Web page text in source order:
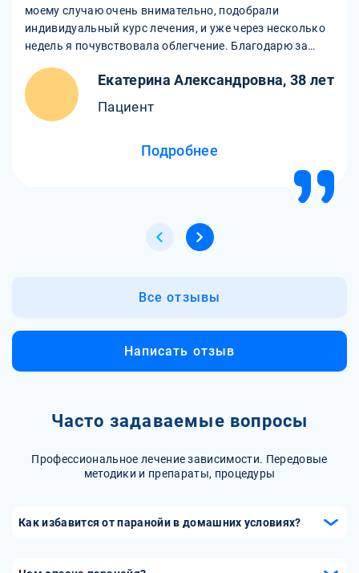
моему случаю очень внимательно, подобрали
индивидуальный курс лечения, и уже через несколько
недель я почувствовала облегчение. Благодарю за
Екатерина Александровна, 38 лет
Пациент
Подробнее
Все отзывы
Написать отзыв
Часто задаваемые вопросы
Профессиональное лечение зависимости. Передовые
методики и препараты, процедуры
Как избавится от паранойи в домашних условиях?
справиться с легкими формами паранойи: 1.